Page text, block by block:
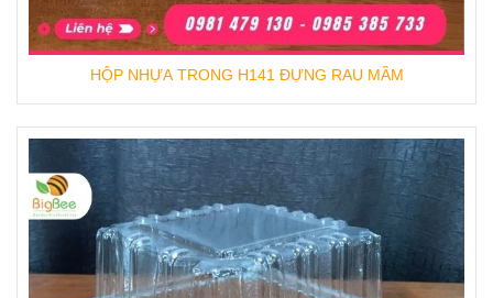
HỘP NHỰA TRONG H141 ĐỰNG RAU MẦM